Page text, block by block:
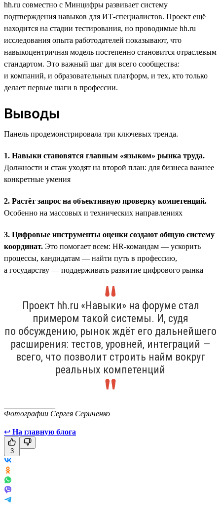
hh.ru совместно с Минцифры развивает систему
подтверждения навыков для ИТ-специалистов. Проект ещё
находится на стадии тестирования, но проводимые hh.ru
исследования опыта работодателей показывают, что
навыкоцентричная модель постепенно становится отраслевым
стандартом. Это важный шаг для всего сообщества:
и компаний, и образовательных платформ, и тех, кто только
делает первые шаги в профессии.
Выводы
Панель продемонстрировала три ключевых тренда.
1. Навыки становятся главным «языком» рынка труда.
Должности и стаж уходят на второй план: для бизнеса важнее
конкретные умения
2. Растёт запрос на объективную проверку компетенций.
Особенно на массовых и технических направлениях
3. Цифровые инструменты оценки создают общую систему
координат. Это помогает всем: HR-командам — ускорить
процессы, кандидатам — найти путь в профессию,
а государству — поддерживать развитие цифрового рынка
Проект hh.ru «Навыки» на форуме стал
примером такой системы. И, судя
по обсуждению, рынок ждёт его дальнейшего
расширения: тестов, уровней, интеграций —
всего, что позволит строить найм вокруг
реальных компетенций
Фотографии Сергея Сериченко
↩ На главную блога
3